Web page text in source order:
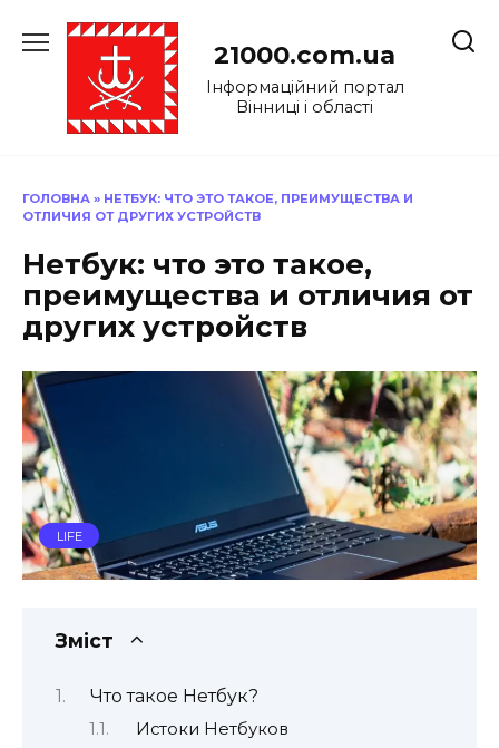
до
21000.com.ua
Інформаційний портал
Вінниці і області
ГОЛОВНА » НЕТБУК: ЧТО ЭТО ТАКОЕ, ПРЕИМУЩЕСТВА И
ОТЛИЧИЯ ОТ ДРУГИХ УСТРОЙСТВ
Нетбук: что это такое,
преимущества и отличия от
других устройств
LIFE
Зміст
Что такое Нетбук?
Истоки Нетбуков